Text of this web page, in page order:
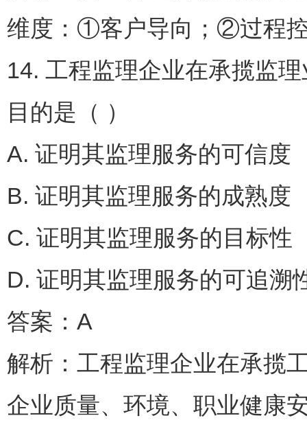
维度：①客户导向；②过程
14. 工程监理企业在承揽监
目的是（ ）
A. 证明其监理服务的可
B. 证明其监理服务的成
C. 证明其监理服务的目
D. 证明其监理服务的可追溯
答案：A
解析：工程监理企业在承揽
企业质量、环境、职业健康